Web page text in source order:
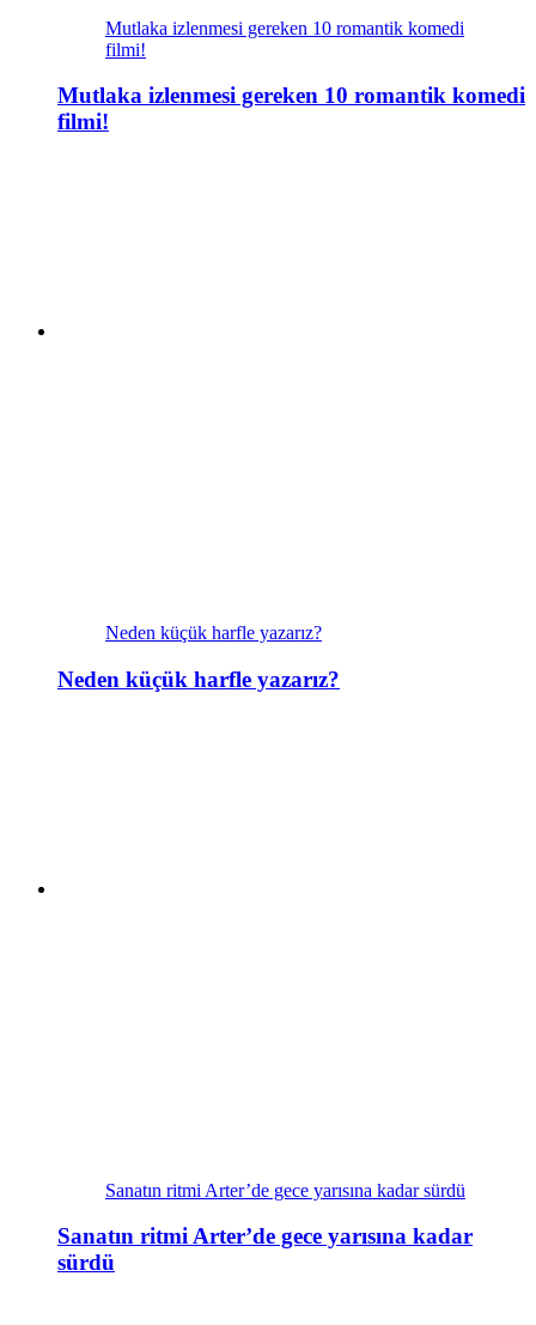
Mutlaka izlenmesi gereken 10 romantik komedi
filmi!
Mutlaka izlenmesi gereken 10 romantik komedi
filmi!
Neden küçük harfle yazarız?
Neden küçük harfle yazarız?
Sanatın ritmi Arter’de gece yarısına kadar sürdü
Sanatın ritmi Arter’de gece yarısına kadar
sürdü